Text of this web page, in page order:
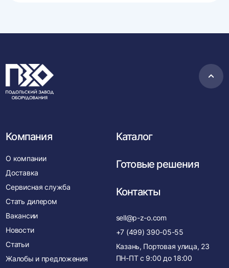
в
Компания
О компании
Доставка
Сервисная служба
Стать дилером
Вакансии
Новости
Статьи
Жалобы и предложения
Каталог
Готовые решения
Контакты
sell@p-z-o.com
+7 (499) 390-05-55
Казань, Портовая улица, 23
ПН-ПТ с 9:00 до 18:00